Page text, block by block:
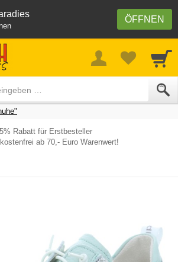
ÖFFNEN
5% Rabatt für Erstbesteller
ab 70,- Euro Warenwert!